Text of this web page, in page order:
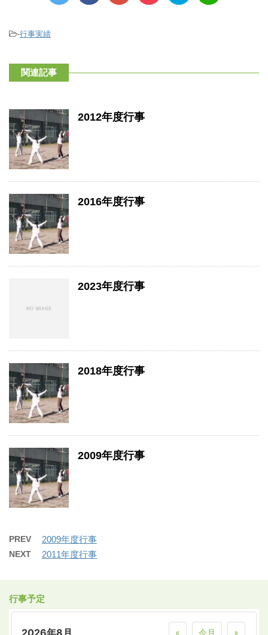
-行事実績
関連記事
2012年度行事
2016年度行事
2023年度行事
2018年度行事
2009年度行事
PREV 2009年度行事
NEXT 2011年度行事
行事予定